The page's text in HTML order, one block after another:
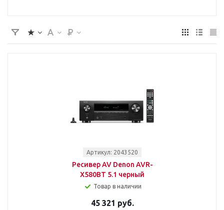
Артикул: 2043520
Ресивер AV Denon AVR-
X580BT 5.1 черный
Товар в наличии
45 321 руб.